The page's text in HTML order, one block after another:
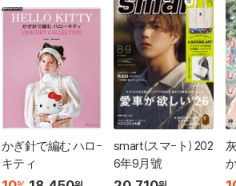
かぎ針で編む ハロ-
キティ
smart(スマ-ト) 202
6年9月號